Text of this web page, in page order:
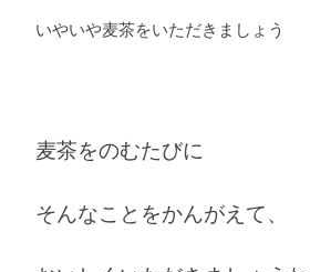
いやいや麦茶をいただきましょう
麦茶をのむたびに
そんなことをかんがえて、